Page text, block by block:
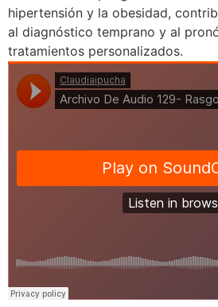
hipertensión y la obesidad,
al diagnóstico temprano y al
tratamientos personalizados.